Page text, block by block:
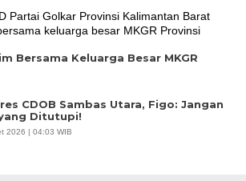
Bersama Keluarga Besar MKGR
CDOB Sambas Utara, Figo: Jangan
Ditutupi!
2026 | 04:03 WIB